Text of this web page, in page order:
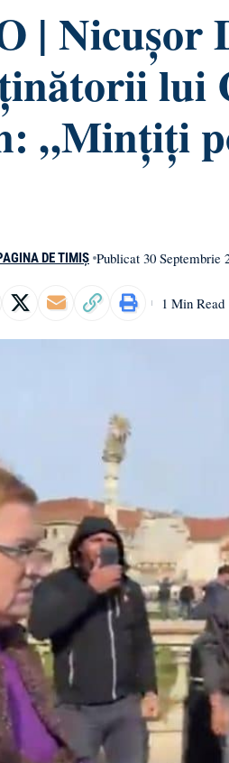
| Nicușor
lui
„Mințiți
DE TIMIȘ Publicat 30 Septembrie
1 Min Read